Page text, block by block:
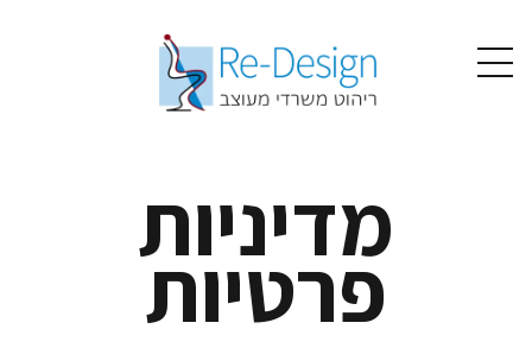
מדיניות
פרטיות